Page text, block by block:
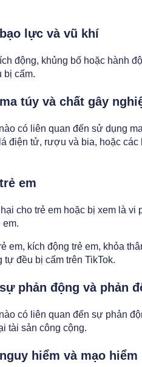
lực và vũ khí
động, khủng bố hoặc hành
bị cấm.
túy và chất gây
có liên quan đến sử dụng
điện tử, rượu và bia, hoặc các
em
cho trẻ em hoặc bị xem là vi
em.
em, kích động trẻ em, khỏa
đều bị cấm trên TikTok.
phản động và phản
có liên quan đến sự phản
tài sản công cộng.
hiểm và mạo hiểm